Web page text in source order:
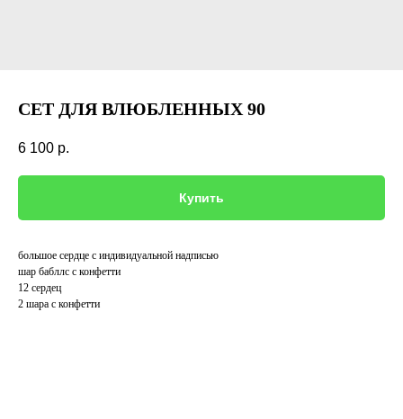
СЕТ ДЛЯ ВЛЮБЛЕННЫХ 90
6 100 р.
Купить
большое сердце с индивидуальной надписью
шар бабллс с конфетти
12 сердец
2 шара с конфетти